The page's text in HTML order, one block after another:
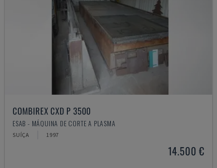
COMBIREX CXD P 3500
ESAB - MÁQUINA DE CORTE A PLASMA
SUÍÇA 1997
14.500 €